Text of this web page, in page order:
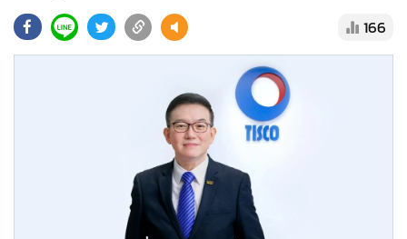
• Good health & Well-being
• Green Innovation & SD
166